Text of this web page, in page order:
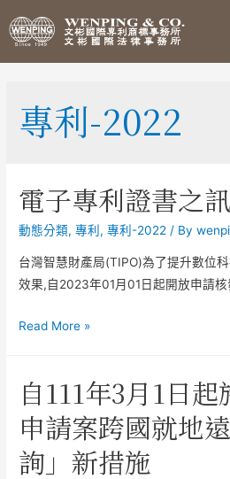
專利-2022
電子專利證書之
動態分類,專利 ,專利-2022 / By
台灣智慧財產局(TIPO)為了提升數位
效果,自2023年01月01日起開放申請
Read More »
自111年3月1日
申請案跨國就地
詢」新措施